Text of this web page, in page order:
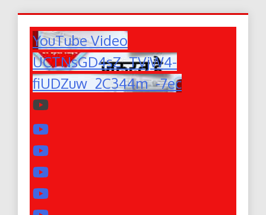
YouTube Video
UCTNsGD4sZ_TVjW4-
fiUDZuw_2C344m_-7ec